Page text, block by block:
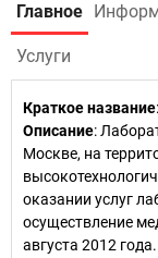
Главное
Услуги
Краткое название:
Описание:
Москве, на
оказании услуг
осуществление
августа 2012 года.